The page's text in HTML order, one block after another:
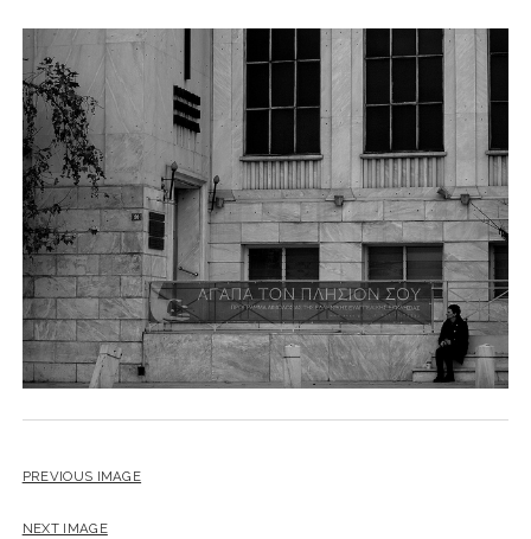
PREVIOUS IMAGE
NEXT IMAGE